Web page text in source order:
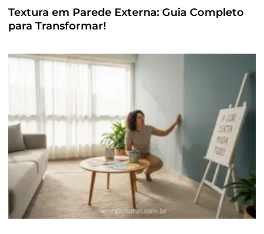
Textura em Parede Externa: Guia Completo
para Transformar!